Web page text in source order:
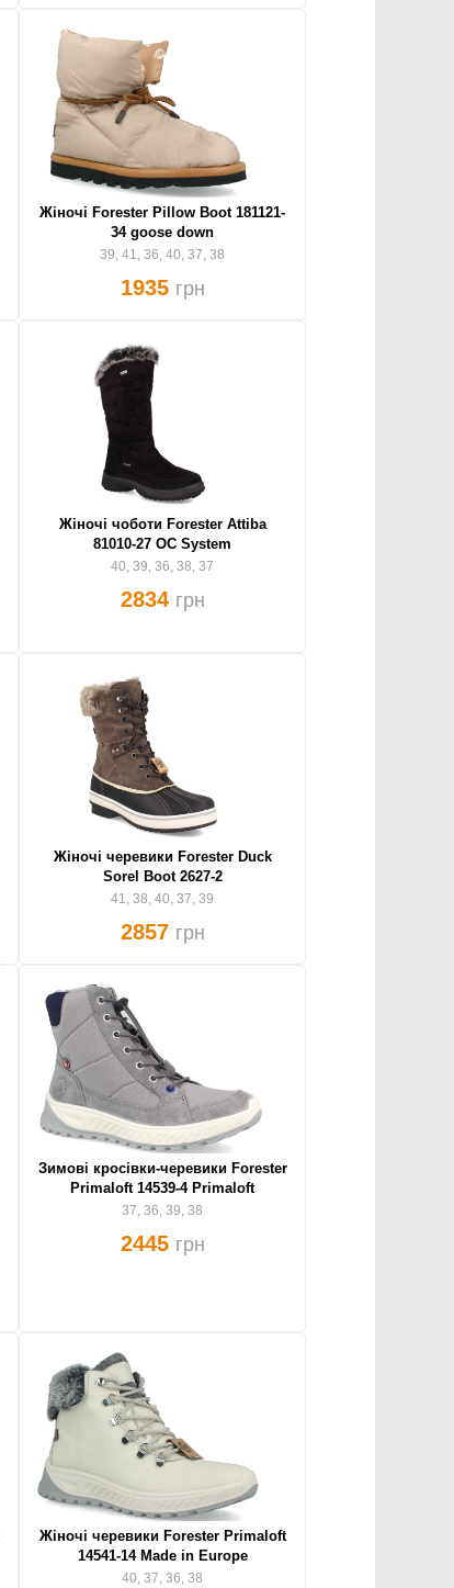
Жіночі Forester Pillow Boot 181121-
34 goose down
39, 41, 36, 40, 37, 38
1935 грн
Жіночі чоботи Forester Attiba
81010-27 OC System
40, 39, 36, 38, 37
2834 грн
Жіночі черевики Forester Duck
Sorel Boot 2627-2
41, 38, 40, 37, 39
2857 грн
Зимові кросівки-черевики Forester
Primaloft 14539-4 Primaloft
37, 36, 39, 38
2445 грн
Жіночі черевики Forester Primaloft
14541-14 Made in Europe
40, 37, 36, 38